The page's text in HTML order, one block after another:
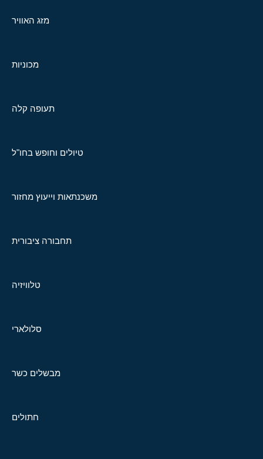
מזג האוויר
מכוניות
תעופה קלה
טיולים וחופש בחו"ל
משכנתאות וייעוץ מחזור
תחבורה ציבורית
טלוויזיה
סלולארי
מבשלים כשר
חתולים